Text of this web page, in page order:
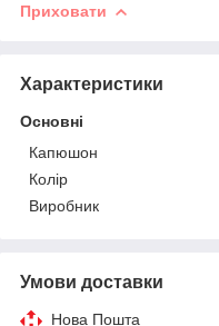
Приховати
Характеристики
Основні
Капюшон
Колір
Виробник
Умови доставки
Нова Пошта